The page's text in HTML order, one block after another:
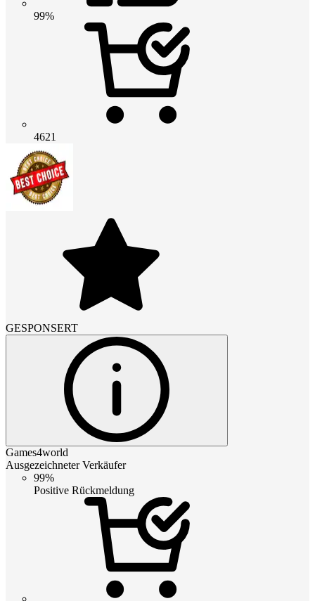
99%
4621
GESPONSERT
Games4world
Ausgezeichneter Verkäufer
99%
Positive Rückmeldung